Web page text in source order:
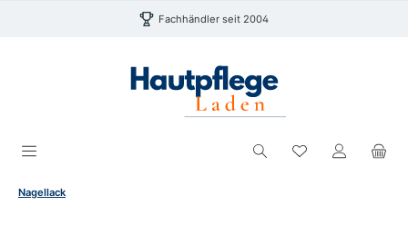
Zum Hauptinhalt springen Fachhändler seit 2004
Du hast 0
Nagellack